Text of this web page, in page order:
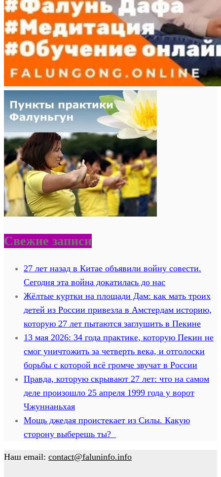
Свежие записи
27 лет назад в Китае объявили войну совести.
Сегодня эта война докатилась до нас
Жёлтые куртки на площади Дам: как мать троих
детей из России привезла в Амстердам историю,
которую 27 лет пытаются заглушить в Пекине
13 мая 2026: 34 года практике, которую Пекин не
смог уничтожить за четверть века, и отголоски
борьбы с которой всё громче звучат в России
Правда, которую скрывают 27 лет: что на самом
деле произошло 25 апреля 1999 года у ворот
Чжуннаньхая
Мощь джедая проистекает из Силы. Какую
сторону выберешь ты?
Наш email: contact@faluninfo.info